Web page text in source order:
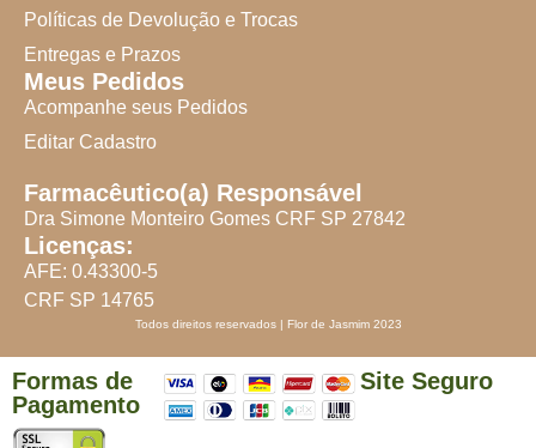
Políticas de Devolução e Trocas
Entregas e Prazos
Meus Pedidos
Acompanhe seus Pedidos
Editar Cadastro
Farmacêutico(a) Responsável
Dra Simone Monteiro Gomes CRF SP 27842
Licenças:
AFE: 0.43300-5
CRF SP 14765
Todos direitos reservados | Flor de Jasmim 2023
Formas de
Pagamento
Site Seguro